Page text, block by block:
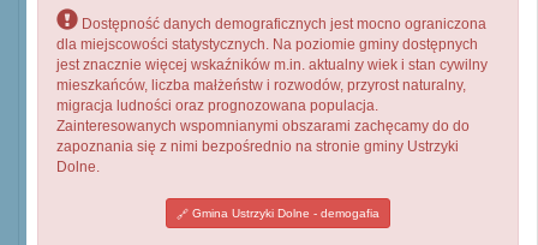
Dostępność danych demograficznych jest mocno ograniczona
dla miejscowości statystycznych. Na poziomie gminy dostępnych
jest znacznie więcej wskaźników m.in. aktualny wiek i stan cywilny
mieszkańców, liczba małżeństw i rozwodów, przyrost naturalny,
migracja ludności oraz prognozowana populacja.
Zainteresowanych wspomnianymi obszarami zachęcamy do do
zapoznania się z nimi bezpośrednio na stronie gminy Ustrzyki
Dolne.
Gmina Ustrzyki Dolne - demogafia